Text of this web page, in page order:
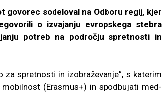
govorec sodeloval na Odboru regij, kjer
o izvajanju evropskega stebra
potreb na področju spretnosti in
spretnosti in izobraževanje”, s katerim
(Erasmus+) in spodbujati med-